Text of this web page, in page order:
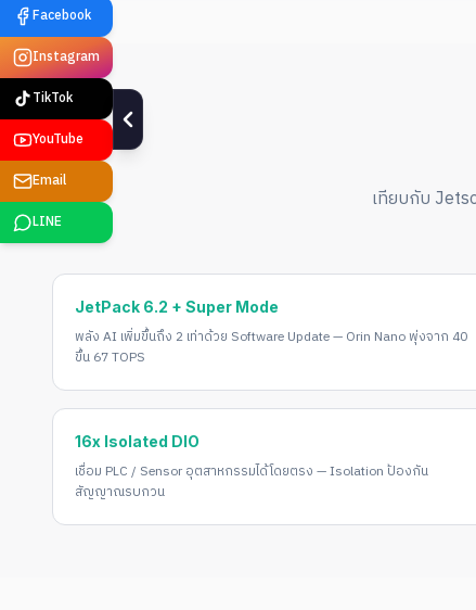
เทียบกับ
JetPack 6.2 + Super Mode
พลัง AI เพิ่มขึ้นถึง 2 เท่าด้วย Software Update — Orin Nano พุ่งจาก 40
ขึ้น 67 TOPS
16x Isolated DIO
เชื่อม PLC / Sensor อุตสาหกรรมได้โดยตรง — Isolation ป้องกัน
สัญญาณรบกวน